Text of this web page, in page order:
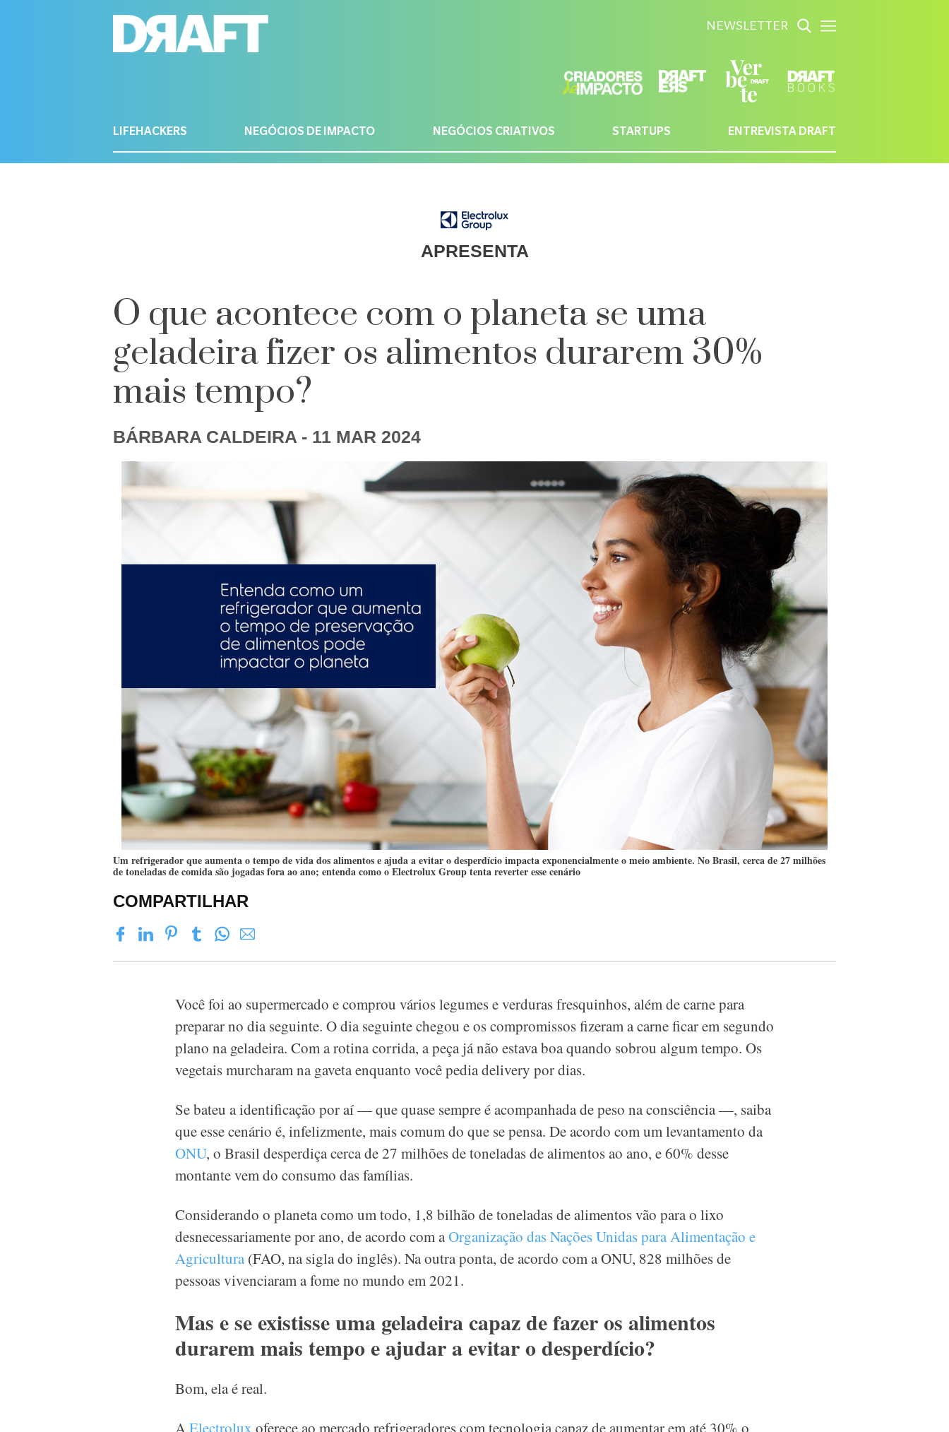
NEWSLETTER
LIFEHACKERS NEGÓCIOS DE IMPACTO NEGÓCIOS CRIATIVOS STARTUPS ENTREVISTA DRAFT
APRESENTA
O que acontece com o planeta se uma
geladeira fizer os alimentos durarem 30%
mais tempo?
BÁRBARA CALDEIRA - 11 MAR 2024
Um refrigerador que aumenta o tempo de vida dos alimentos e ajuda a evitar o desperdício impacta exponencialmente o meio ambiente. No Brasil, cerca de 27 milhões
de toneladas de comida são jogadas fora ao ano; entenda como o Electrolux Group tenta reverter esse cenário
COMPARTILHAR
Você foi ao supermercado e comprou vários legumes e verduras fresquinhos, além de carne para
preparar no dia seguinte. O dia seguinte chegou e os compromissos fizeram a carne ficar em segundo
plano na geladeira. Com a rotina corrida, a peça já não estava boa quando sobrou algum tempo. Os
vegetais murcharam na gaveta enquanto você pedia delivery por dias.
Se bateu a identificação por aí — que quase sempre é acompanhada de peso na consciência —, saiba
que esse cenário é, infelizmente, mais comum do que se pensa. De acordo com um levantamento da
ONU, o Brasil desperdiça cerca de 27 milhões de toneladas de alimentos ao ano, e 60% desse
montante vem do consumo das famílias.
Considerando o planeta como um todo, 1,8 bilhão de toneladas de alimentos vão para o lixo
desnecessariamente por ano, de acordo com aOrganização das Nações Unidas para Alimentação e
Agricultura(FAO, na sigla do inglês). Na outra ponta, de acordo com a ONU, 828 milhões de
pessoas vivenciaram a fome no mundo em 2021.
Mas e se existisse uma geladeira capaz de fazer os alimentos
durarem mais tempo e ajudar a evitar o desperdício?
Bom, ela é real.
AElectrolux oferece ao mercado refrigeradores com tecnologia capaz de aumentar em até 30% o